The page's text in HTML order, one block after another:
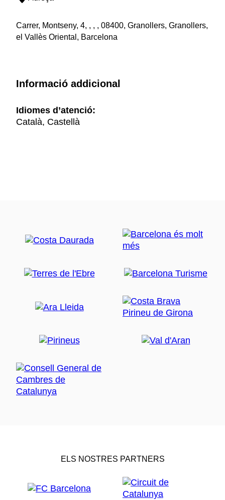
Carrer, Montseny, 4, , , , 08400, Granollers, Granollers,
el Vallès Oriental, Barcelona
Informació addicional
Idiomes d’atenció:
Català, Castellà
ELS NOSTRES PARTNERS